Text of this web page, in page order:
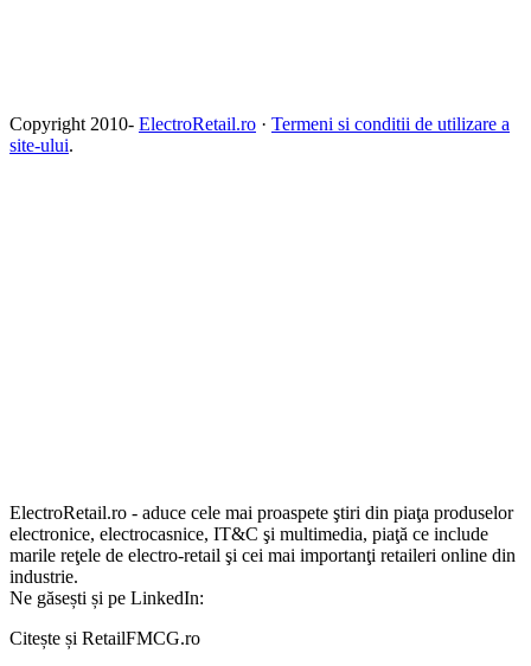
Copyright 2010- ElectroRetail.ro · Termeni si conditii de utilizare a
site-ului.
ElectroRetail.ro - aduce cele mai proaspete ştiri din piaţa produselor
electronice, electrocasnice, IT&C şi multimedia, piaţă ce include
marile reţele de electro-retail şi cei mai importanţi retaileri online din
industrie.
Ne găsești și pe LinkedIn:
Citește și RetailFMCG.ro